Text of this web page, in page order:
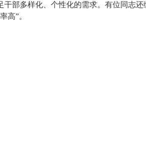
部多样化、个性化的需求。有位同志还
高”。